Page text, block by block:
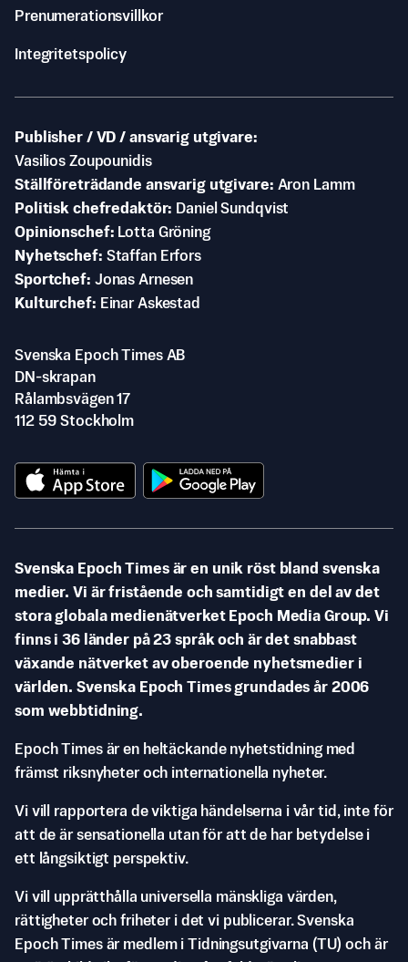
Prenumerationsvillkor
Integritetspolicy
Publisher / VD / ansvarig utgivare
Vasilios Zoupounidis
Ställföreträdande ansvarig utgivare Aron Lamm
Politisk chefredaktör
Daniel Sundqvist
Opinionschef
Lotta Gröning
Nyhetschef Staffan Erfors
Sportchef Jonas Arnesen
Kulturchef
Einar Askestad
Svenska Epoch Times AB
DN-skrapan
Rålambsvägen 17
112 59 Stockholm
Svenska Epoch Times är en unik röst bland svenska
medier. Vi är fristående och samtidigt en del av det
stora globala medienätverket Epoch Media Group. Vi
finns i 36 länder på 23 språk och är det snabbast
växande nätverket av oberoende nyhetsmedier i
världen. Svenska Epoch Times grundades år 2006
som webbtidning.
Epoch Times är en heltäckande nyhetstidning med
främst riksnyheter och internationella nyheter.
Vi vill rapportera de viktiga händelserna i vår tid, inte för
att de är sensationella utan för att de har betydelse i
ett långsiktigt perspektiv.
Vi vill upprätthålla universella mänskliga värden,
rättigheter och friheter i det vi publicerar. Svenska
Epoch Times är medlem i Tidningsutgivarna (TU) och är